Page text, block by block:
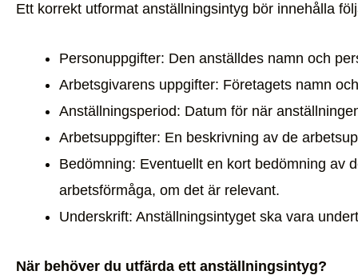
Ett korrekt utformat anställningsintyg bör innehålla
Personuppgifter: Den anställdes namn och
Arbetsgivarens uppgifter: Företagets namn
Anställningsperiod: Datum för när
Arbetsuppgifter: En beskrivning av de
Bedömning: Eventuellt en kort bedömning av
arbetsförmåga, om det är relevant.
Underskrift: Anställningsintyget ska vara
När behöver du utfärda ett anställningsintyg?